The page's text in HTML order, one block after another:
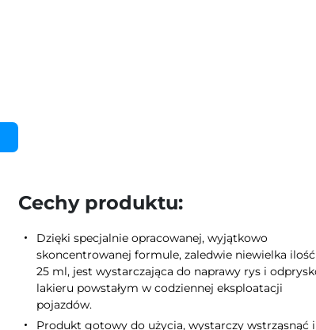
Cechy produktu:
Dzięki specjalnie opracowanej, wyjątkowo
skoncentrowanej formule, zaledwie niewielka ilość
25 ml, jest wystarczająca do naprawy rys i
lakieru powstałym w codziennej eksploatacji
pojazdów.
Produkt gotowy do użycia, wystarczy wstrząsnąć i